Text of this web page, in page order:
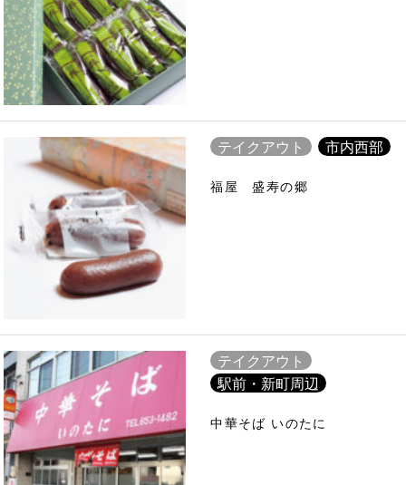
テイクアウト 市内西部
福屋 盛寿の郷
テイクアウト
駅前・新町周辺
中華そば いのたに